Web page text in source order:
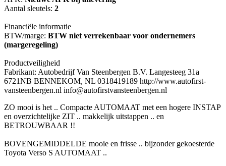
Aantal sleutels: 2
Financiële informatie
BTW/marge: BTW niet verrekenbaar voor ondernemers
(margeregeling)
Productveiligheid
Fabrikant: Autobedrijf Van Steenbergen B.V. Langesteeg 31a
6721NB BENNEKOM, NL 0318419189 http://www.autofirst-
vansteenbergen.nl info@autofirstvansteenbergen.nl
ZO mooi is het .. Compacte AUTOMAAT met een hogere INSTAP
en overzichtelijke ZIT .. makkelijk uitstappen .. en
BETROUWBAAR !!
BOVENGEMIDDELDE mooie en frisse .. bijzonder gekoesterde
Toyota Verso S AUTOMAAT ..